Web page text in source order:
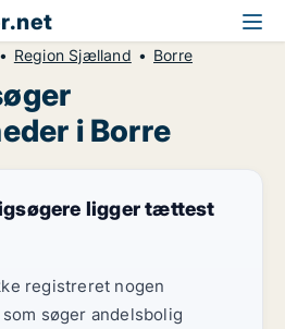
Region Sjælland Borre
i Borre
ligger tættest
registreret nogen
søger andelsbolig